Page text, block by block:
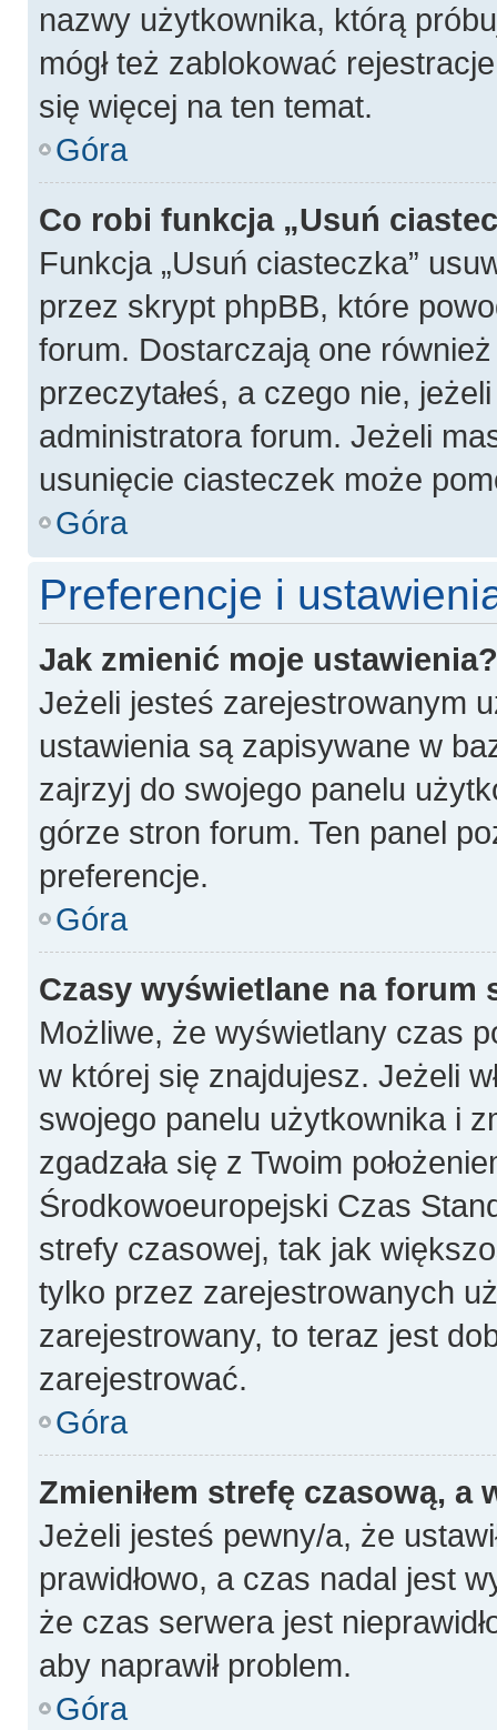
nazwy użytkownika, którą
mógł też zablokować
się więcej na ten temat.
Góra
Co robi funkcja „Usuń
Funkcja „Usuń ciasteczka”
przez skrypt phpBB, które
forum. Dostarczają one
przeczytałeś, a czego nie,
administratora forum. Jeżeli
usunięcie ciasteczek może
Góra
Preferencje i
Jak zmienić moje ustawienia?
Jeżeli jesteś zarejestrowanym
ustawienia są zapisywane w
zajrzyj do swojego panelu
górze stron forum. Ten panel
preferencje.
Góra
Czasy wyświetlane na forum
Możliwe, że wyświetlany czas
w której się znajdujesz. Jeżeli
swojego panelu użytkownika i
zgadzała się z Twoim
Środkowoeuropejski Czas
strefy czasowej, tak jak
tylko przez zarejestrowanych
zarejestrowany, to teraz jest
zarejestrować.
Góra
Zmieniłem strefę czasową, a
Jeżeli jesteś pewny/a, że
prawidłowo, a czas nadal jest
że czas serwera jest
aby naprawił problem.
Góra